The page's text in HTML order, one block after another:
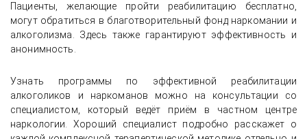
Пациенты, желающие пройти реабилитацию бесплатно,
могут обратиться в благотворительный фонд наркомании и
алкоголизма. Здесь также гарантируют эффективность и
анонимность.
Узнать программы по эффективной реабилитации
алкоголиков и наркоманов можно на консультации со
специалистом, который ведёт приём в частном центре
наркологии. Хороший специалист подробно расскажет о